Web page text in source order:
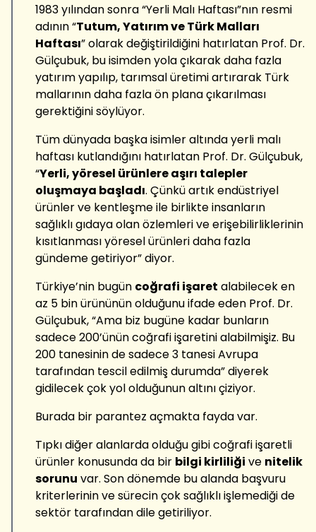
1983 yılından sonra “Yerli Malı Haftası”nın resmi
adının “Tutum, Yatırım ve Türk Malları
Haftası” olarak değiştirildiğini hatırlatan Prof. Dr.
Gülçubuk, bu isimden yola çıkarak daha fazla
yatırım yapılıp, tarımsal üretimi artırarak Türk
mallarının daha fazla ön plana çıkarılması
gerektiğini söylüyor.
Tüm dünyada başka isimler altında yerli malı
haftası kutlandığını hatırlatan Prof. Dr. Gülçubuk,
“Yerli, yöresel ürünlere aşırı talepler
oluşmaya başladı. Çünkü artık endüstriyel
ürünler ve kentleşme ile birlikte insanların
sağlıklı gıdaya olan özlemleri ve erişebilirliklerinin
kısıtlanması yöresel ürünleri daha fazla
gündeme getiriyor” diyor.
Türkiye’nin bugün coğrafi işaret alabilecek en
az 5 bin ürününün olduğunu ifade eden Prof. Dr.
Gülçubuk, “Ama biz bugüne kadar bunların
sadece 200’ünün coğrafi işaretini alabilmişiz. Bu
200 tanesinin de sadece 3 tanesi Avrupa
tarafından tescil edilmiş durumda” diyerek
gidilecek çok yol olduğunun altını çiziyor.
Burada bir parantez açmakta fayda var.
Tıpkı diğer alanlarda olduğu gibi coğrafi işaretli
ürünler konusunda da bir bilgi kirliliği ve nitelik
sorunu var. Son dönemde bu alanda başvuru
kriterlerinin ve sürecin çok sağlıklı işlemediği de
sektör tarafından dile getiriliyor.